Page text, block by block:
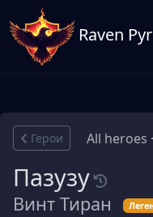
Raven
Герои All heroes
Пазузу
Винт Тиран